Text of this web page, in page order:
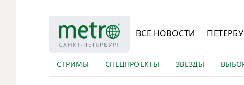
ВСЕ НОВОСТИ
СТРИМЫ СПЕЦПРОЕКТЫ ЗВЕЗДЫ